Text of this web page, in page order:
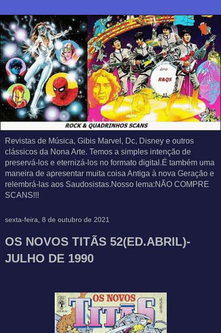
Revistas de Música, Gibis Marvel, Dc, Disney e outros
clássicos da Nona Arte. Temos a simples intenção de
preservá-los e eternizá-los no formato digital.É também uma
maneira de apresentar muita coisa Antiga à nova Geração e
relembrá-las aos Saudosistas.Nosso lema:NÃO COMPRE
SCANS!!!
sexta-feira, 8 de outubro de 2021
OS NOVOS TITÃS 52(ED.ABRIL)-
JULHO DE 1990